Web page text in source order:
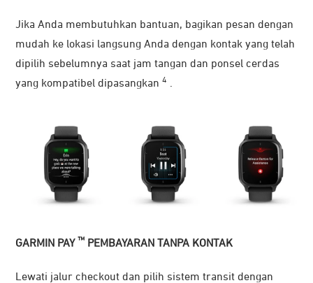
Jika Anda membutuhkan bantuan, bagikan pesan dengan
mudah ke lokasi langsung Anda dengan kontak yang telah
dipilih sebelumnya saat jam tangan dan ponsel cerdas
yang kompatibel dipasangkan 4 .
GARMIN PAY ™ PEMBAYARAN TANPA KONTAK
Lewati jalur checkout dan pilih sistem transit dengan